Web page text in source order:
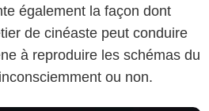
également la façon dont
de cinéaste peut conduire
à reproduire les schémas du
ou non.